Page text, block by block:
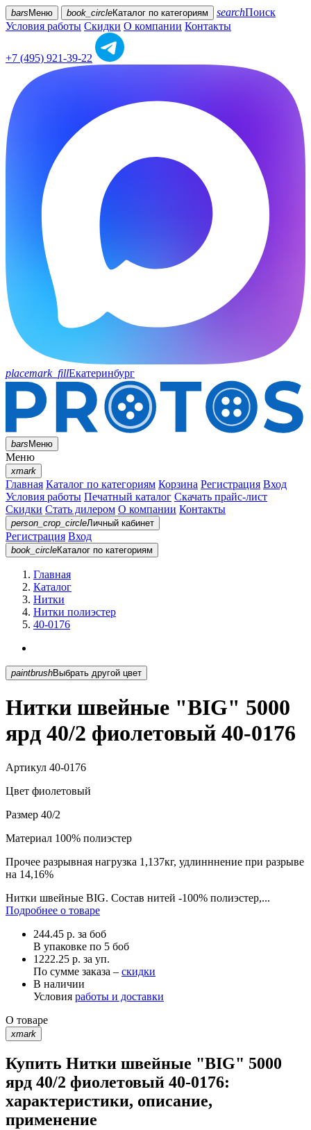
bars Меню book_circleКаталог по категориям searchПоиск
Условия работы Скидки О компании Контакты
+7 (495) 921-39-22
placemark_fillЕкатеринбург
barsМеню
Меню
xmark
Главная Каталог по категориям Корзина Регистрация Вход
Условия работы Печатный каталог Скачать прайс-лист
Скидки Стать дилером О компании Контакты
person_crop_circleЛичный кабинет
Регистрация Вход
book_circleКаталог по категориям
Главная
Каталог
Нитки
Нитки полиэстер
40-0176
paintbrush Выбрать другой цвет
Нитки швейные "BIG" 5000
ярд 40/2 фиолетовый 40-0176
Артикул 40-0176
Цвет фиолетовый
Размер 40/2
Материал 100% полиэстер
Прочее разрывная нагрузка 1,137кг, удлинннение при разрыве
на 14,16%
Нитки швейные BIG. Состав нитей -100% полиэстер,...
Подробнее о товаре
244.45 р. за боб
В упаковке по 5 боб
1222.25 р. за уп.
По сумме заказа – скидки
В наличии
Условия работы и доставки
О товаре
xmark
Купить Нитки швейные "BIG" 5000
ярд 40/2 фиолетовый 40-0176:
характеристики, описание,
применение